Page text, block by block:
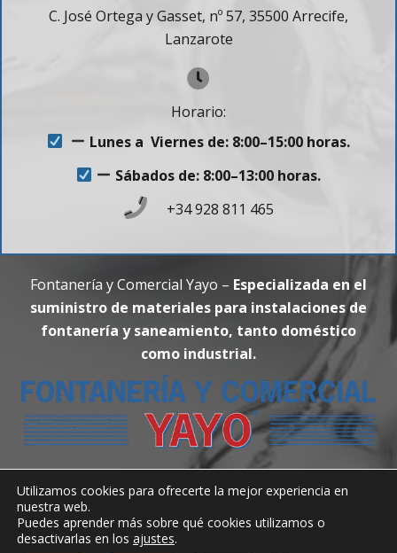
C. José Ortega y Gasset, nº 57, 35500 Arrecife,
Lanzarote
Horario:
Lunes a Viernes de: 8:00–15:00 horas.
Sábados de: 8:00–13:00 horas.
+34 928 811 465
Fontanería y Comercial Yayo – Especializada en el
suministro de materiales para instalaciones de
fontanería y saneamiento, tanto doméstico
como industrial.
Utilizamos cookies para ofrecerte la mejor experiencia en
nuestra web.
Puedes aprender más sobre qué cookies utilizamos o
desactivarlas en los ajustes.